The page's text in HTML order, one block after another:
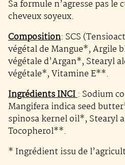
Sa formule n’agresse pas le
cheveux soyeux.
Composition: SCS
végétal de Mangue*, Argile
végétale d’Argan*, Stearyl
végétale*, Vitamine E**.
Ingrédients INCI: Sodium
Mangifera indica seed
spinosa kernel oil*, Stearyl
Tocopherol**.
* Ingrédient issu de